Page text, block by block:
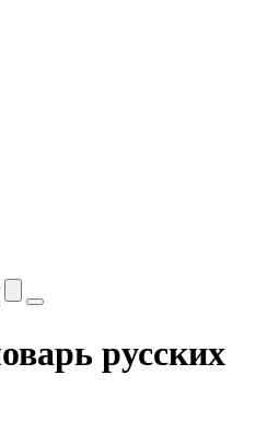
русских